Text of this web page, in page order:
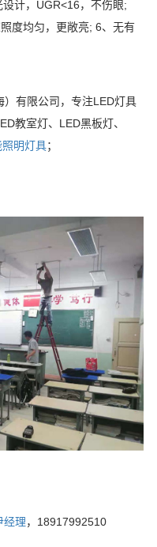
计，UGR<16，不伤眼;
度均匀，更敞亮; 6、无有
有限公司，专注LED灯具
教室灯、LED黑板灯、
照明灯具；
经理，18917992510